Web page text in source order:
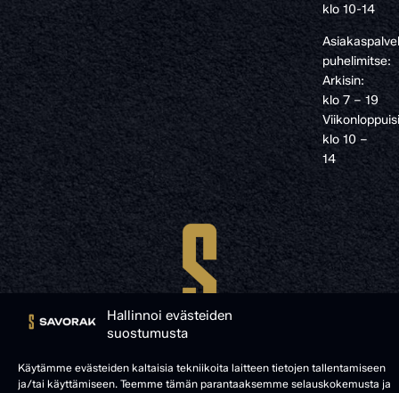
Hallinnoi evästeiden
suostumusta
Käytämme evästeiden kaltaisia tekniikoita laitteen tietojen tallentamiseen
ja/tai käyttämiseen. Teemme tämän parantaaksemme selauskokemusta ja
klo 10-14
puhelimitse:
Arkisin:
klo 7 – 19
klo 10 –
14